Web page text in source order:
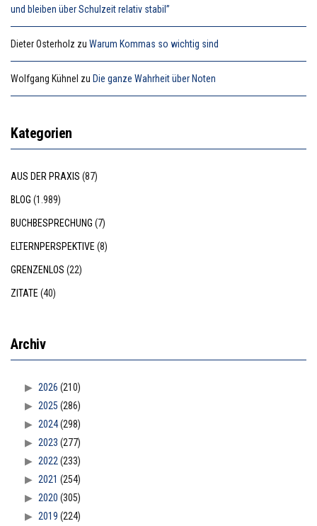
und bleiben über Schulzeit relativ stabil”
Dieter Osterholz zu Warum Kommas so wichtig sind
Wolfgang Kühnel zu Die ganze Wahrheit über Noten
Kategorien
AUS DER PRAXIS (87)
BLOG (1.989)
BUCHBESPRECHUNG (7)
ELTERNPERSPEKTIVE(8)
GRENZENLOS (22)
ZITATE(40)
Archiv
2026 (210)
2025 (286)
2024(298)
2023 (277)
2022(233)
2021 (254)
2020 (305)
2019 (224)